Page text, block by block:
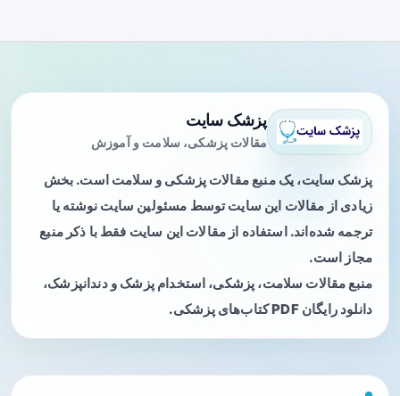
پزشک سایت
مقالات پزشکی، سلامت و آموزش
پزشک سایت، یک منبع مقالات پزشکی و سلامت است. بخش
زیادی از مقالات این سایت توسط مسئولین سایت نوشته یا
ترجمه شده‌اند. استفاده از مقالات این سایت فقط با ذکر منبع
مجاز است.
منبع مقالات سلامت، پزشکی، استخدام پزشک و دندانپزشک،
دانلود رایگان PDF کتاب‌های پزشکی.